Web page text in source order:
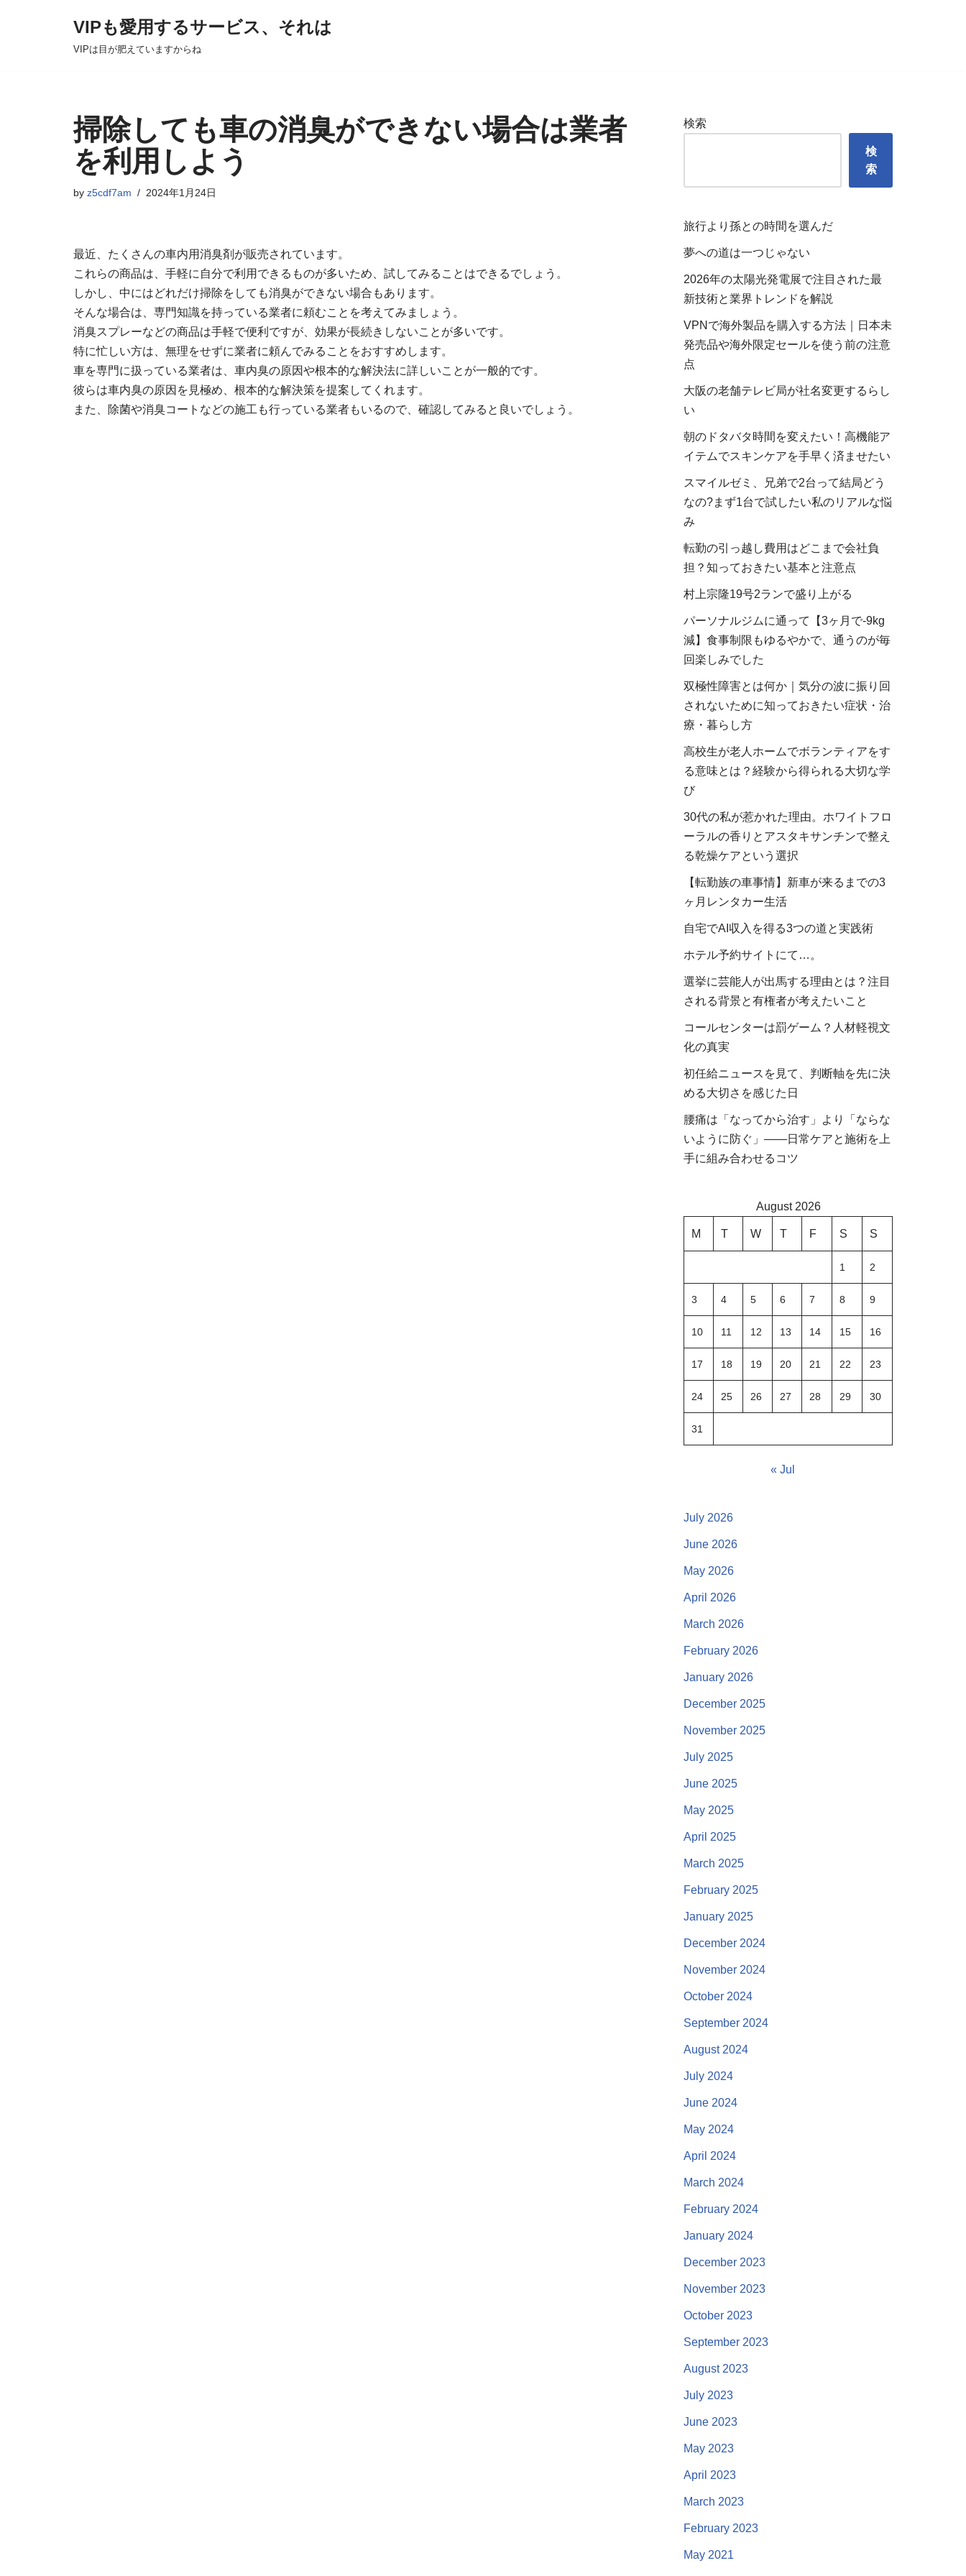
VIPも愛用するサービス、それは
VIPは目が肥えていますからね
掃除しても車の消臭ができない場合は業者
を利用しよう
by z5cdf7am 2024年1月24日
最近、たくさんの車内用消臭剤が販売されています。
これらの商品は、手軽に自分で利用できるものが多いため、試してみることはできるでしょう。
しかし、中にはどれだけ掃除をしても消臭ができない場合もあります。
そんな場合は、専門知識を持っている業者に頼むことを考えてみましょう。
消臭スプレーなどの商品は手軽で便利ですが、効果が長続きしないことが多いです。
特に忙しい方は、無理をせずに業者に頼んでみることをおすすめします。
車を専門に扱っている業者は、車内臭の原因や根本的な解決法に詳しいことが一般的です。
彼らは車内臭の原因を見極め、根本的な解決策を提案してくれます。
また、除菌や消臭コートなどの施工も行っている業者もいるので、確認してみると良いでしょう。
検索
検
索
旅行より孫との時間を選んだ
夢への道は一つじゃない
2026年の太陽光発電展で注目された最
新技術と業界トレンドを解説
VPNで海外製品を購入する方法｜日本未
発売品や海外限定セールを使う前の注意
点
大阪の老舗テレビ局が社名変更するらし
い
朝のドタバタ時間を変えたい！高機能ア
イテムでスキンケアを手早く済ませたい
スマイルゼミ、兄弟で2台って結局どう
なの?まず1台で試したい私のリアルな悩
み
転勤の引っ越し費用はどこまで会社負
担？知っておきたい基本と注意点
村上宗隆19号2ランで盛り上がる
パーソナルジムに通って【3ヶ月で-9kg
減】食事制限もゆるやかで、通うのが毎
回楽しみでした
双極性障害とは何か｜気分の波に振り回
されないために知っておきたい症状・治
療・暮らし方
高校生が老人ホームでボランティアをす
る意味とは？経験から得られる大切な学
び
30代の私が惹かれた理由。ホワイトフロ
ーラルの香りとアスタキサンチンで整え
る乾燥ケアという選択
【転勤族の車事情】新車が来るまでの3
ヶ月レンタカー生活
自宅でAI収入を得る3つの道と実践術
ホテル予約サイトにて…。
選挙に芸能人が出馬する理由とは？注目
される背景と有権者が考えたいこと
コールセンターは罰ゲーム？人材軽視文
化の真実
初任給ニュースを見て、判断軸を先に決
める大切さを感じた日
腰痛は「なってから治す」より「ならな
いように防ぐ」――日常ケアと施術を上
手に組み合わせるコツ
August 2026
M T W T F S S
1 2
3 4 5 6 7 8 9
10 11 12 13 14 15 16
17 18 19 20 21 22 23
24 25 26 27 28 29 30
31
« Jul
July 2026
June 2026
May 2026
April 2026
March 2026
February 2026
January 2026
December 2025
November 2025
July 2025
June 2025
May 2025
April 2025
March 2025
February 2025
January 2025
December 2024
November 2024
October 2024
September 2024
August 2024
July 2024
June 2024
May 2024
April 2024
March 2024
February 2024
January 2024
December 2023
November 2023
October 2023
September 2023
August 2023
July 2023
June 2023
May 2023
April 2023
March 2023
February 2023
May 2021